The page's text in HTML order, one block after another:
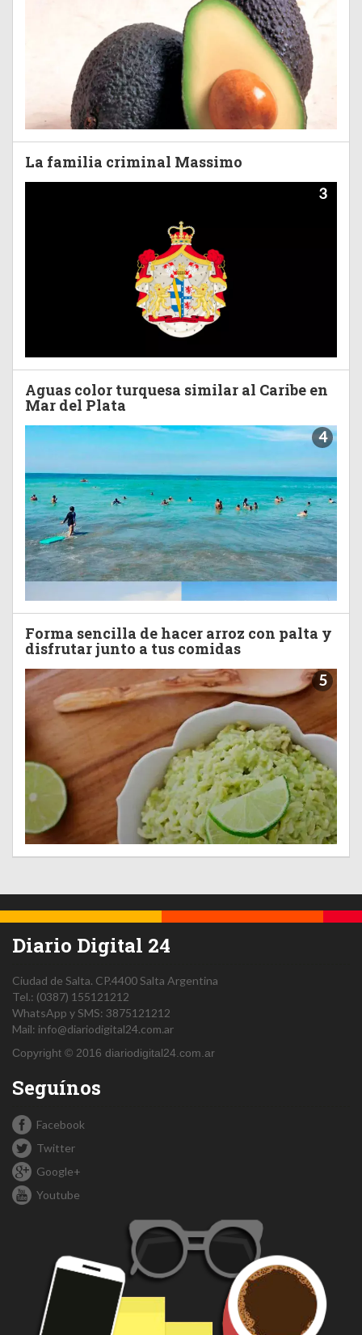
La familia criminal Massimo
3
Aguas color turquesa similar al Caribe en
Mar del Plata
4
Forma sencilla de hacer arroz con palta y
disfrutar junto a tus comidas
5
Diario Digital 24
Ciudad de Salta. CP.4400Salta Argentina
Tel.: (0387) 155121212
WhatsApp y SMS: 3875121212
Mail: info@diariodigital24.com.ar
Copyright © 2016 diariodigital24.com.ar
Seguínos
Facebook
Twitter
Google+
Youtube